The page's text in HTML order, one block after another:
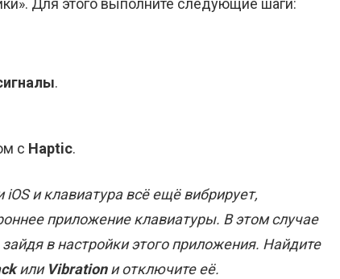
Для этого выполните следующие шаги:
.
с Haptic.
и клавиатура всё ещё вибрирует,
приложение клавиатуры. В этом случае
в настройки этого приложения. Найдите
или Vibrationи отключите её.